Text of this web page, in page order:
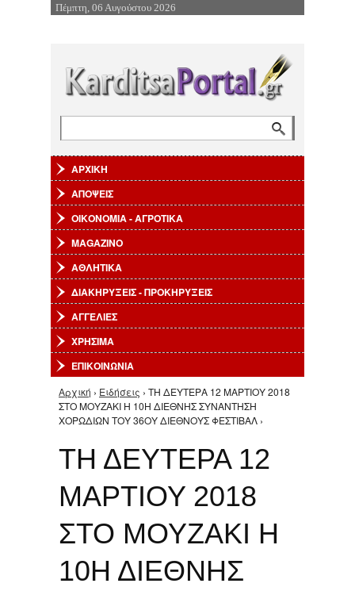
Επιστροφή στην Πλοήγηση
Πέμπτη, 06 Αυγούστου 2026
ΑΡΧΙΚΗ
ΑΠΟΨΕΙΣ
ΟΙΚΟΝΟΜΙΑ - ΑΓΡΟΤΙΚΑ
MAGAZINO
ΑΘΛΗΤΙΚΑ
ΔΙΑΚΗΡΥΞΕΙΣ - ΠΡΟΚΗΡΥΞΕΙΣ
ΑΓΓΕΛΙΕΣ
ΧΡΗΣΙΜΑ
ΕΠΙΚΟΙΝΩΝΙΑ
Είστε εδώ
Αρχική › Ειδήσεις › ΤΗ ΔΕΥΤΕΡΑ 12 ΜΑΡΤΙΟΥ 2018
ΣΤΟ ΜΟΥΖΑΚΙ Η 10Η ΔΙΕΘΝΗΣ ΣΥΝΑΝΤΗΣΗ
ΧΟΡΩΔΙΩΝ ΤΟΥ 36ΟΥ ΔΙΕΘΝΟΥΣ ΦΕΣΤΙΒΑΛ ›
ΤΗ ΔΕΥΤΕΡΑ 12
ΜΑΡΤΙΟΥ 2018
ΣΤΟ ΜΟΥΖΑΚΙ Η
10Η ΔΙΕΘΝΗΣ